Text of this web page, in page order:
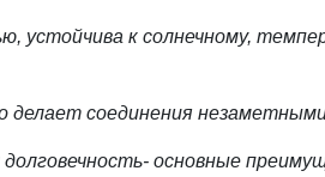
устойчива к солнечному,
делает соединения
основные